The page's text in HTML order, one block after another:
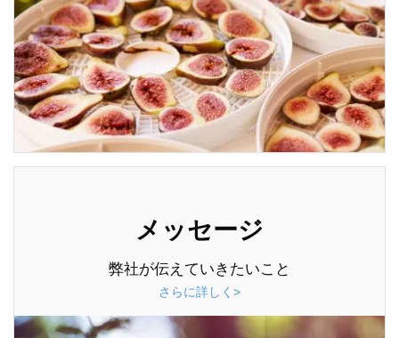
メッセージ
弊社が伝えていきたいこと
さらに詳しく>